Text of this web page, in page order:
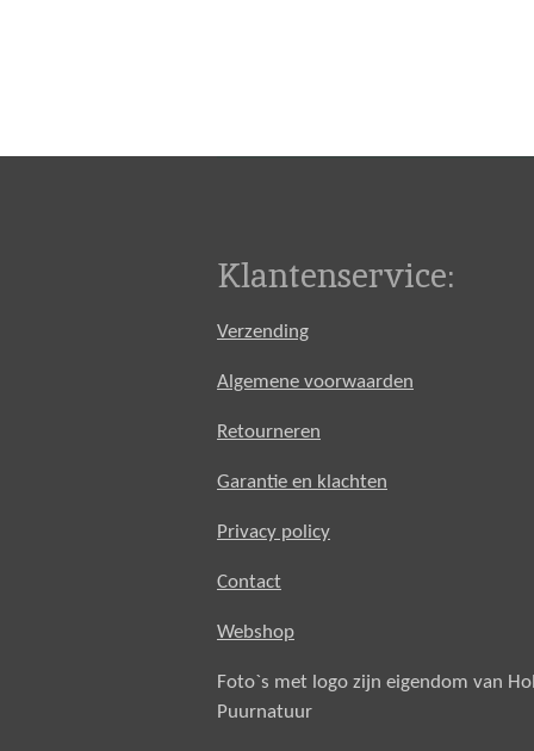
Klantenservice:
Verzending
Algemene voorwaarden
Retourneren
Garantie en klachten
Privacy policy
Contact
Webshop
Foto`s met logo zijn eigendom van
Puurnatuur